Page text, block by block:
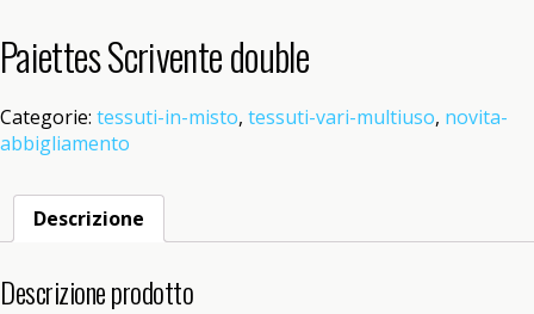
Paiettes Scrivente double
Categorie: tessuti-in-misto, tessuti-vari-multiuso, novita-
abbigliamento
Descrizione
Descrizione prodotto